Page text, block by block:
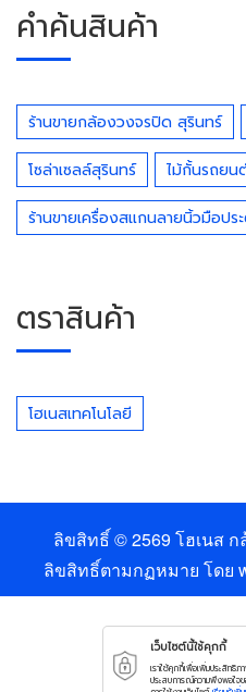
คำค้นสินค้า
ร้านขายกล้องวงจรปิด สุรินทร์
โซล่าเซลล์สุรินทร์ ไม้กั้นรถยน
ร้านขายเครื่องสแกนลายนิ้วมือป
ตราสินค้า
โฮเนสเทคโนโลยี
ลิขสิทธิ์ © 2569โฮเนส
ลิขสิทธิ์ตามกฏหมาย โดย
เว็บไซต์นี้ใช้คุกกี้
เราใช้คุกกี้เพื่อเพิ่มประสิทธิภ
ประสบการณ์ความพึงพอใจข